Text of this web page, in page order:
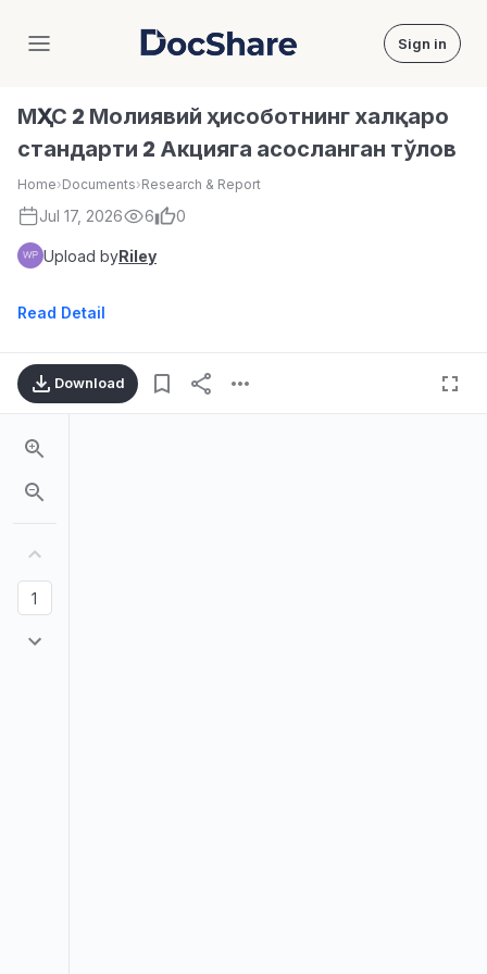
DocShare Sign in
МҲХС 2 Молиявий ҳисоботнинг халқаро
стандарти 2 Акцияга асосланган тўлов
Home›Documents›Research & Report
Jul 17, 2026 6 0
Upload byRiley
Read Detail
Download